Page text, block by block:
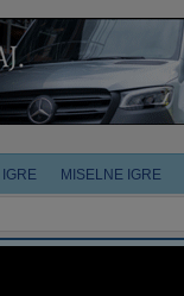
MISELNE IGRE